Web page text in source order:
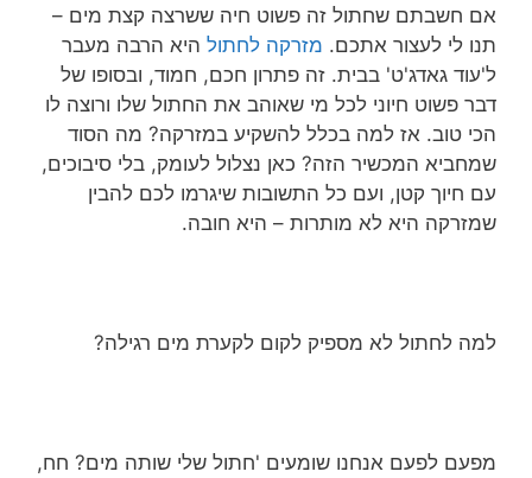
אם חשבתם שחתול זה פשוט חיה ששרצה קצת מים –
תנו לי לעצור אתכם. מזרקה לחתול היא הרבה מעבר
ל'עוד גאדג'ט' בבית. זה פתרון חכם, חמוד, ובסופו של
דבר פשוט חיוני לכל מי שאוהב את החתול שלו ורוצה לו
הכי טוב. אז למה בכלל להשקיע במזרקה? מה הסוד
שמחביא המכשיר הזה? כאן נצלול לעומק, בלי סיבוכים,
עם חיוך קטן, ועם כל התשובות שיגרמו לכם להבין
שמזרקה היא לא מותרות – היא חובה.
למה לחתול לא מספיק לקום לקערת מים רגילה?
מפעם לפעם אנחנו שומעים 'חתול שלי שותה מים? חח,